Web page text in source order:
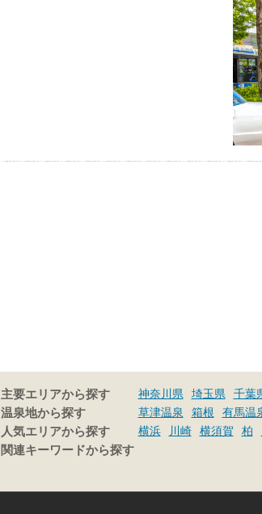
主要エリアから探す 神奈川県 埼玉県 千葉
温泉地から探す
草津温泉 箱根 有馬温
人気エリアから探す
横浜 川崎 横須賀 柏
関連キーワードから探す